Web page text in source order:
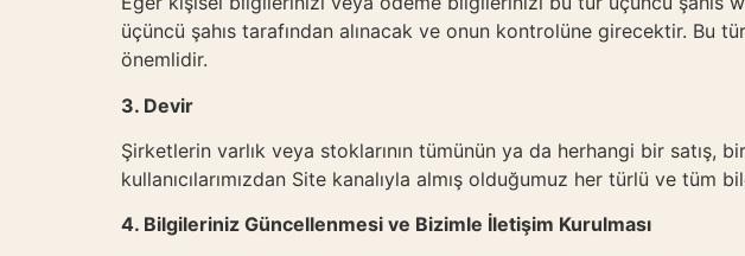
üçüncü şahıs tarafından alınacak ve onun kontrolüne girecektir. Bu
önemlidir.
3. Devir
Şirketlerin varlık veya stoklarının tümünün ya da herhangi bir satış,
kullanıcılarımızdan Site kanalıyla almış olduğumuz her türlü ve tüm
4. Bilgileriniz Güncellenmesi ve Bizimle İletişim Kurulması